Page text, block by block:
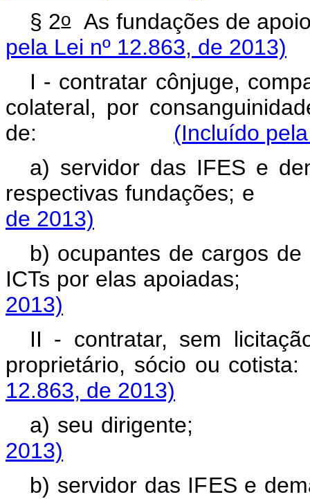
§ 2oAs fundações de
pela Lei nº 12.863, de 2013)
I - contratar cônjuge,
colateral, por
de: (Incluído
a) servidor das IFES e
respectivas
de 2013)
b) ocupantes de cargos
ICTs por elas
2013)
II - contratar, sem
proprietário, sócio
12.863, de 2013)
a) seu
2013)
b) servidor das IFES e